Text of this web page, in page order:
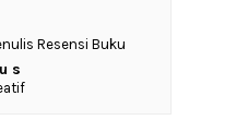
Resensi Buku
s